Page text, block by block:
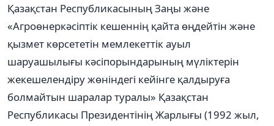
Қазақстан Республикасының Заңы жəне
«Агроөнеркəсіптік кешеннің қайта өңдейтін жəне
қызмет көрсететін мемлекеттік ауыл
шаруашылығы кəсіпорындарының мүліктерін
жекешелендіру жөніндегі кейінге қалдыруға
болмайтын шаралар туралы» Қазақстан
Республикасы Президентінің Жарлығы (1992 жыл,